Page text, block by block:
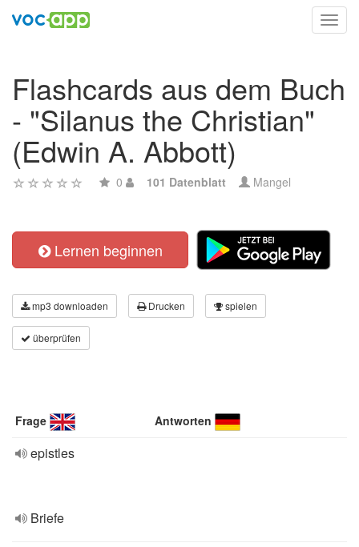
Flashcards aus dem Buch
- "Silanus the Christian"
(Edwin A. Abbott)
0 101 Datenblatt Mangel
Lernen beginnen
mp3 downloaden Drucken spielen
überprüfen
Frage Antworten
epistles
Briefe